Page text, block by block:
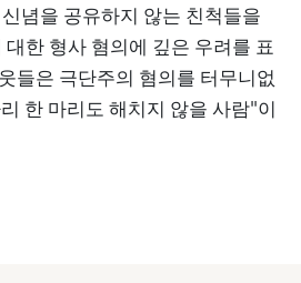
념을 공유하지 않는 친척들을
한 형사 혐의에 깊은 우려를 표
들은 극단주의 혐의를 터무니없
한 마리도 해치지 않을 사람"이